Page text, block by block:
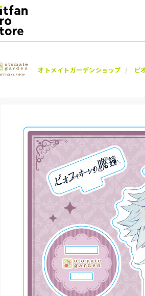
オトメイトガーデンショップ ピ